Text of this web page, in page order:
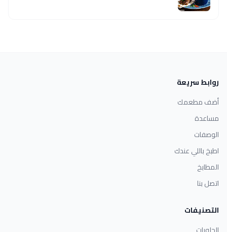
روابط سريعة
أضف مطعمك
مساعدة
الوصفات
اطبخ باللي عندك
المطابخ
اتصل بنا
التصنيفات